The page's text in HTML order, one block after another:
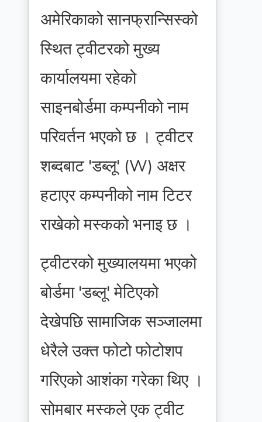
अमेरिकाको सानफ्रान्सिस्को
स्थित ट्वीटरको मुख्य
कार्यालयमा रहेको
साइनबोर्डमा कम्पनीको नाम
परिवर्तन भएको छ । ट्वीटर
शब्दबाट 'डब्लू' (W) अक्षर
हटाएर कम्पनीको नाम टिटर
राखेको मस्कको भनाइ छ ।
ट्वीटरको मुख्यालयमा भएको
बोर्डमा 'डब्लू' मेटिएको
देखेपछि सामाजिक सञ्जालमा
धेरैले उक्त फोटो फोटोशप
गरिएको आशंका गरेका थिए ।
सोमबार मस्कले एक ट्वीट